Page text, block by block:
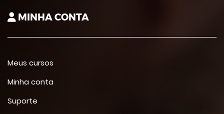
MINHA CONTA
Meus cursos
Minha conta
Suporte